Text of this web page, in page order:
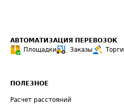
АВТОМАТИЗАЦИЯ ПЕРЕВОЗОК
Площадки
Заказы Торги
ПОЛЕЗНОЕ
Расчет расстояний